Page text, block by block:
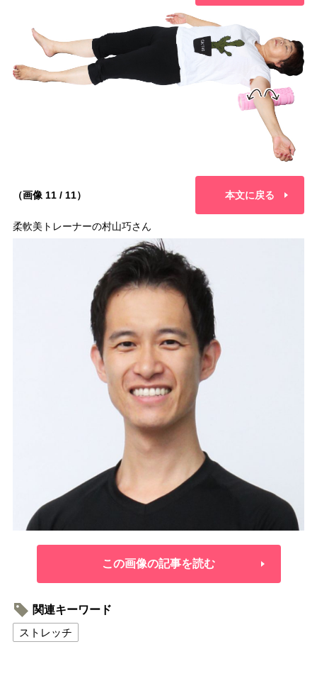
（画像 11 / 11） 本文に戻る
柔軟美トレーナーの村山巧さん
この画像の記事を読む
関連キーワード
ストレッチ